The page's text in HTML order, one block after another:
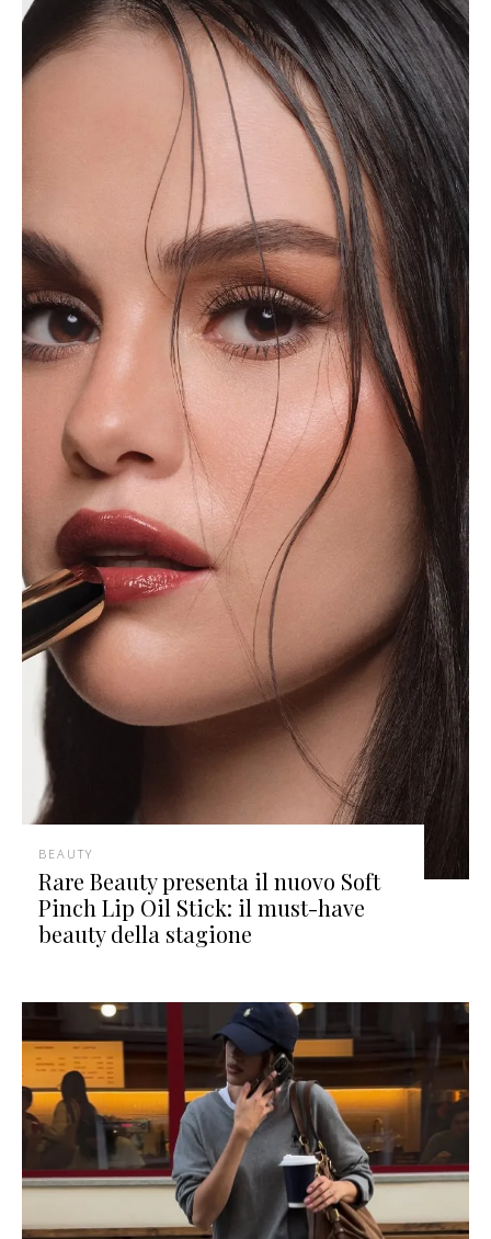
BEAUTY
Rare Beauty presenta il nuovo Soft
Pinch Lip Oil Stick: il must-have
beauty della stagione